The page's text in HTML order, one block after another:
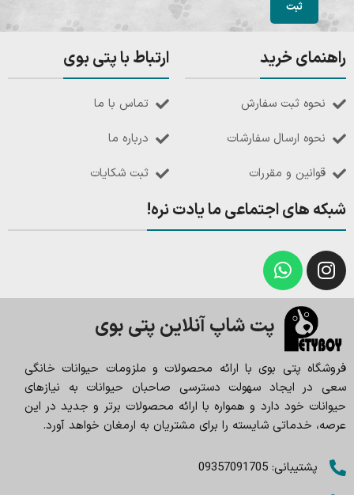
راهنمای خرید
نحوه ثبت سفارش
نحوه ارسال سفارشات
قوانین و مقررات
ارتباط با پتی بوی
تماس با ما
درباره ما
ثبت شکایات
شبکه های اجتماعی ما یادت نره!
پت شاپ آنلاین پتی بوی
فروشگاه پتی بوی با ارائه محصولات و ملزومات حیوانات خانگی
سعی در ایجاد سهولت دسترسی صاحبان حیوانات به نیازهای
حیوانات خود دارد و همواره با ارائه محصولات برتر و جدید در این
عرصه، خدماتی شایسته را برای مشتریان به ارمغان خواهد آورد.
پشتیبانی: 09357091705